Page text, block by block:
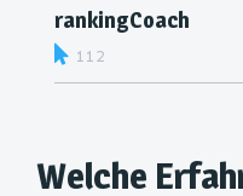
rankingCoach
112
Welche